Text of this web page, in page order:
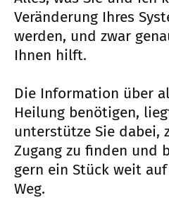
Veränderung Ihres
werden, und zwar
Ihnen hilft.
Die Information über
Heilung benötigen,
unterstütze Sie dabei,
Zugang zu finden und
gern ein Stück weit
Weg.